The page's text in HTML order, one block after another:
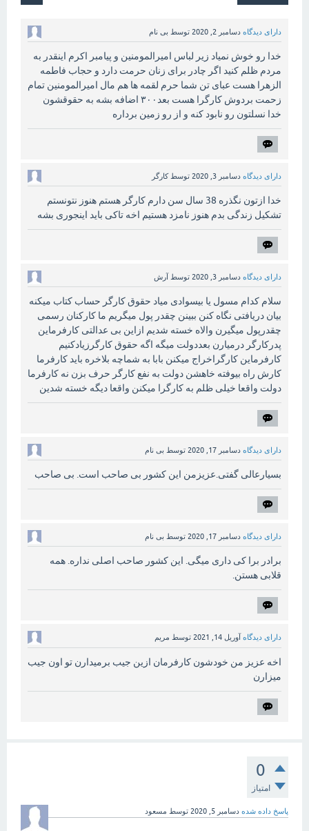
دارای دیدگاه دسامبر 2, 2020 توسط بی نام
خدا رو خوش نمیاد زیر لباس امیرالمومنین و پیامبر اکرم اینقدر به
مردم ظلم کنید اگر چادر برای زنان حرمت دارد و حجاب فاطمه
الزهرا هست عبای تن شما حرم لقمه ها هم مال امیرالمومنین تمام
زحمت بردوش کارگرا هست بعد۳۰۰ اضافه بشه به حقوقشون
خدا نسلتون رو نابود کنه و از رو زمین برداره
دارای دیدگاه دسامبر 3, 2020 توسطکارگر
خدا ازتون نگذره 38 سال سن دارم کارگر هستم هنوز نتونستم
تشکیل زندگی بدم هنوز نامزد هستیم اخه تاکی باید اینجوری بشه
دارای دیدگاه دسامبر 3, 2020 توسط آرش
سلام کدام مسول یا بیسوادی میاد حقوق کارگر حساب کتاب میکنه
بیان دریافتی نگاه کنن ببینن چقدر پول میگریم ما کارکنان رسمی
چقدرپول میگیرن والاه خسته شدیم ازاین بی عدالتی کارفرماین
پدرکارگر درمیارن بعددولت میگه اگه حقوق کارگرزیادکنیم
کارفرماین کارگراخراج میکنن بابا به شماچه بلاخره باید کارفرما
کارش راه بیوفته خاهشن دولت به نفع کارگر حرف بزن نه کارفرما
دولت واقعا خیلی ظلم به کارگرا میکنن واقعا دیگه خسته شدین
دارای دیدگاه دسامبر 17, 2020 توسط بی نام
بسیارعالی گفتی.عزیزمن این کشور بی صاحب است. بی صاحب
دارای دیدگاه دسامبر 17, 2020 توسط بی نام
برادر برا کی داری میگی. این کشور صاحب اصلی نداره. همه
قلابی هستن.
دارای دیدگاه آوریل 14, 2021 توسط مریم
اخه عزیز من خودشون کارفرمان ازین جیب برمیدارن تو اون جیب
میزارن
0
امتیاز
پاسخ داده شده دسامبر 5, 2020 توسط مسعود